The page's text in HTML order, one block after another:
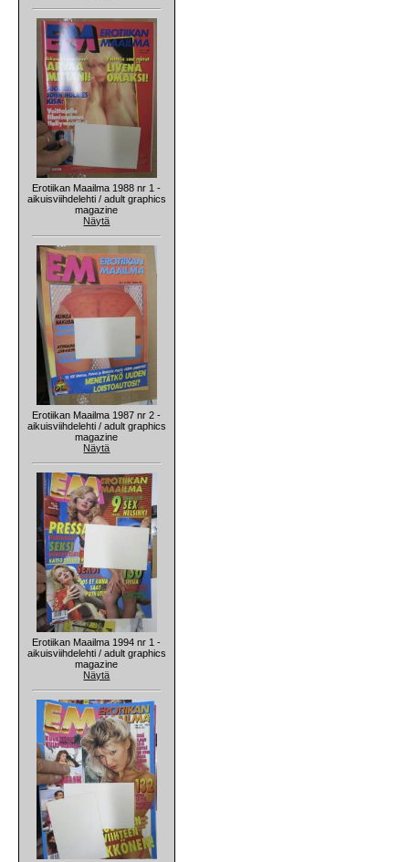
Erotiikan Maailma 1988 nr 1 -
aikuisviihdelehti / adult graphics
magazine
Näytä
Erotiikan Maailma 1987 nr 2 -
aikuisviihdelehti / adult graphics
magazine
Näytä
Erotiikan Maailma 1994 nr 1 -
aikuisviihdelehti / adult graphics
magazine
Näytä